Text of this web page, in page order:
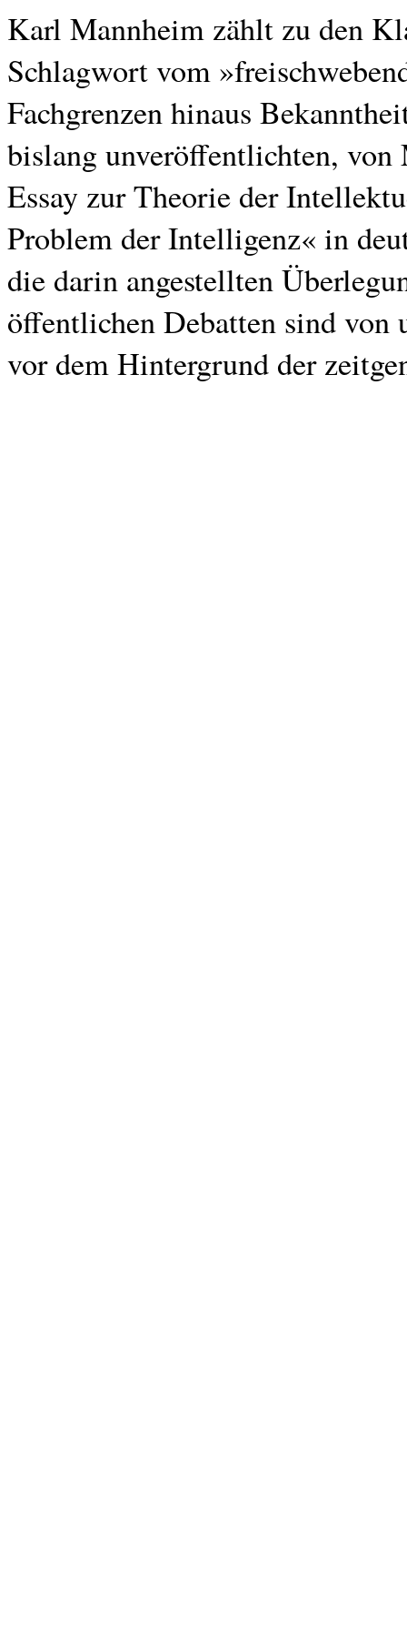
Karl Mannheim zählt zu den
Schlagwort vom
Fachgrenzen hinaus
bislang unveröffentlichten, von
Essay zur Theorie der
Problem der Intelligenz« in
die darin angestellten
öffentlichen Debatten sind
vor dem Hintergrund der